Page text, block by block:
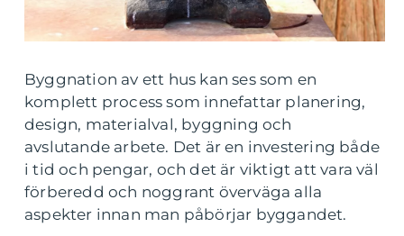
Byggnation av ett hus kan ses som en
komplett process som innefattar planering,
design, materialval, byggning och
avslutande arbete. Det är en investering både
i tid och pengar, och det är viktigt att vara väl
förberedd och noggrant överväga alla
aspekter innan man påbörjar byggandet.